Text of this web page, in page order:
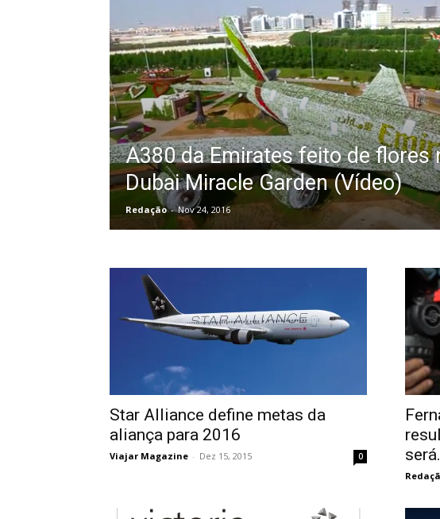
A380 da Emirates feito de flores
Dubai Miracle Garden (Vídeo)
Redação - Nov 24, 2016
Star Alliance define metas da
aliança para 2016
Viajar Magazine - Dez 15, 2015 0